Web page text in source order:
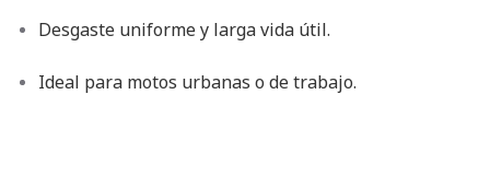
Desgaste uniforme y larga vida útil.
Ideal para motos urbanas o de trabajo.